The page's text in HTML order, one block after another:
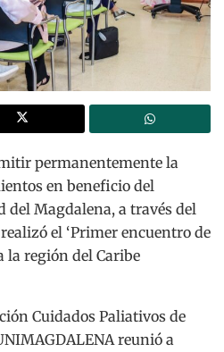
permanentemente la
en beneficio del
Magdalena, a través del
el ‘Primer encuentro de
la región del Caribe
Cuidados Paliativos de
reunió a